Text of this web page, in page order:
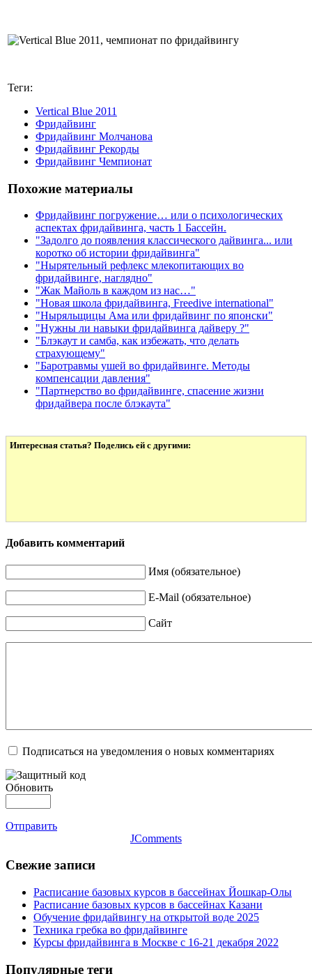
Теги:
Vertical Blue 2011
Фридайвинг
Фридайвинг Молчанова
Фридайвинг Рекорды
Фридайвинг Чемпионат
Похожие материалы
Фридайвинг погружение… или о психологических
аспектах фридайвинга, часть 1 Бассейн.
"Задолго до появления классического дайвинга... или
коротко об истории фридайвинга"
"Нырятельный рефлекс млекопитающих во
фридайвинге, наглядно"
"Жак Майоль в каждом из нас…"
"Новая школа фридайвинга, Freedive international"
"Ныряльщицы Ама или фридайвинг по японски"
"Нужны ли навыки фридайвинга дайверу ?"
"Блэкаут и самба, как избежать, что делать
страхующему"
"Баротравмы ушей во фридайвинге. Методы
компенсации давления"
"Партнерство во фридайвинге, спасение жизни
фридайвера после блэкаута"
Интересная статья? Поделись ей с другими:
Добавить комментарий
Имя (обязательное)
E-Mail (обязательное)
Сайт
Подписаться на уведомления о новых комментариях
Обновить
Отправить
JComments
Свежие записи
Расписание базовых курсов в бассейнах Йошкар-Олы
Расписание базовых курсов в бассейнах Казани
Обучение фридайвингу на открытой воде 2025
Техника гребка во фридайвинге
Курсы фридайвинга в Москве с 16-21 декабря 2022
Популярные теги